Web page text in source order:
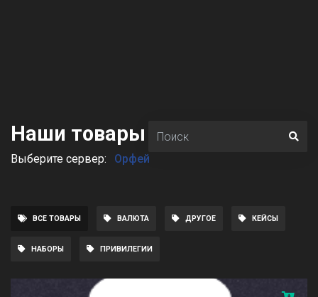
Наши товары
Выберите сервер: Орфей
ВСЕ ТОВАРЫ ВАЛЮТА ДРУГОЕ КЕЙСЫ
НАБОРЫ ПРИВИЛЕГИИ